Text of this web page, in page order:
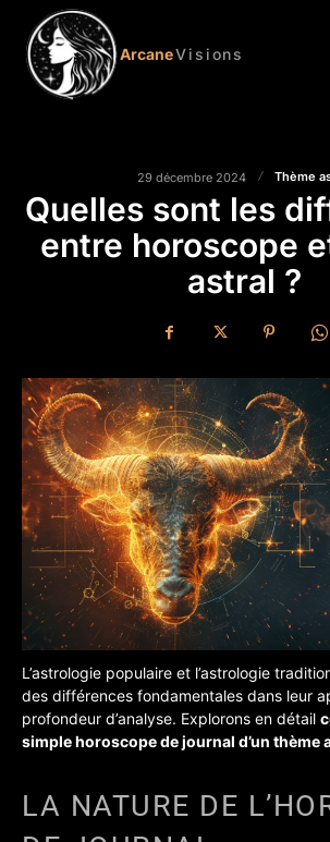
ArcaneVisions
29 décembre 2024 Thème
Quelles sont les
entre horoscope
astral ?
L’astrologie populaire et l’astrologie
des différences fondamentales dans leur
profondeur d’analyse. Explorons en détail
simple horoscope de journal d’un thème
LA NATURE DE